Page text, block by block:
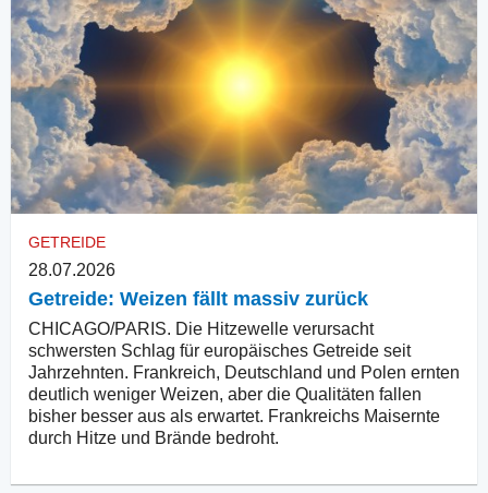
GETREIDE
28.07.2026
Getreide: Weizen fällt massiv zurück
CHICAGO/PARIS. Die Hitzewelle verursacht
schwersten Schlag für europäisches Getreide seit
Jahrzehnten. Frankreich, Deutschland und Polen ernten
deutlich weniger Weizen, aber die Qualitäten fallen
bisher besser aus als erwartet. Frankreichs Maisernte
durch Hitze und Brände bedroht.